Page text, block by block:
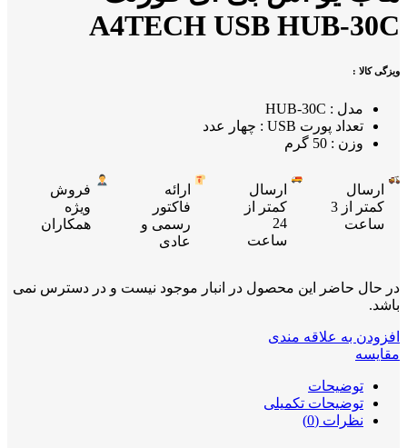
A4TECH USB HUB-30C
ویزگی کالا :
مدل : HUB-30C
تعداد پورت USB : چهار عدد
وزن : 50 گرم
ارسال
کمتر از 3
ساعت
ارسال
کمتر از
24
ساعت
ارائه
فاکتور
رسمی و
عادی
فروش
ویژه
همکاران
در حال حاضر این محصول در انبار موجود نیست و در دسترس نمی
باشد.
افزودن به علاقه مندی
مقایسه
توضیحات
توضیحات تکمیلی
نظرات (0)